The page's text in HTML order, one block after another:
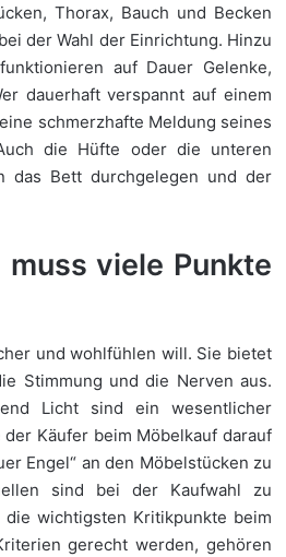
Thorax, Bauch und Becken
der Wahl der Einrichtung. Hinzu
auf Dauer Gelenke,
dauerhaft verspannt auf einem
schmerzhafte Meldung seines
die Hüfte oder die unteren
das Bett durchgelegen und der
viele Punkte
und wohlfühlen will. Sie bietet
Stimmung und die Nerven aus.
Licht sind ein wesentlicher
Käufer beim Möbelkauf darauf
Engel“ an den Möbelstücken zu
sind bei der Kaufwahl zu
wichtigsten Kritikpunkte beim
gerecht werden, gehören